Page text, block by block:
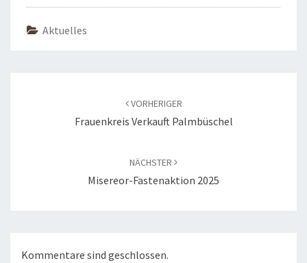
Aktuelles
VORHERIGER
Frauenkreis Verkauft Palmbüschel
NÄCHSTER
Misereor-Fastenaktion 2025
Kommentare sind geschlossen.